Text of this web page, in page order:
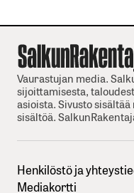
Vaurastujan media.
sijoittamisesta,
asioista. Sivusto
sisältöä.
Henkilöstö ja
Mediakortti